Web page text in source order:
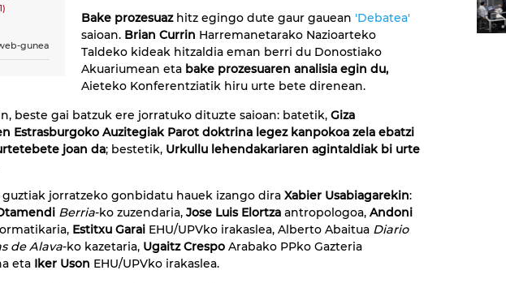
gunea
Bake prozesuazhitz egingo dute gaur gauean 'Debatea'
saioan. Brian Currin Harremanetarako Nazioarteko
Taldeko kideak hitzaldia eman berri du Donostiako
Akuariumean eta bake prozesuaren analisia egin du,
Aieteko Konferentziatik hiru urte bete direnean.
beste gai batzuk ere jorratuko dituzte saioan: batetik, Giza
Estrasburgoko Auzitegiak Parot doktrina legez kanpokoa zela ebatzi
joan da; bestetik, Urkullu lehendakariaren agintaldiak bi urte
guztiak jorratzeko gonbidatu hauek izango dira Xabier Usabiagarekin:
Berria-ko zuzendaria, Jose Luis Elortza antropologoa, Andoni
Estitxu Garai EHU/UPVko irakaslea, Alberto Abaitua Diario
de Alava-ko kazetaria, Ugaitz Crespo Arabako PPko Gazteria
eta Iker Uson EHU/UPVko irakaslea.